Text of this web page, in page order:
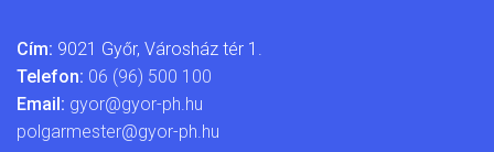
Cím: 9021 Győr, Városház tér 1.
Telefon: 06 (96) 500 100
Email: gyor@gyor-ph.hu
polgarmester@gyor-ph.hu